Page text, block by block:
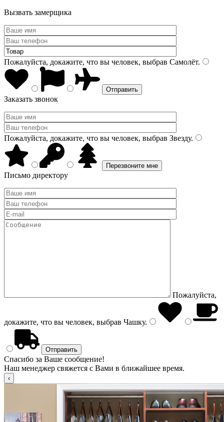
Вызвать замерщика
Пожалуйста, докажите, что вы человек, выбрав Самолёт.
Заказать звонок
Пожалуйста, докажите, что вы человек, выбрав Звезду.
Письмо директору
Пожалуйста,
докажите, что вы человек, выбрав Чашку.
Спасибо за Ваше сообщение!
Наш менеджер свяжется с Вами в ближайшее время.